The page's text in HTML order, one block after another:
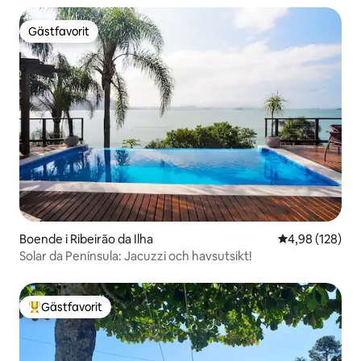
Gästfavorit
Gästfavorit
Boende i Ribeirão da Ilha 4,98 av 5 i
4,98 (128)
Solar da Península: Jacuzzi och havsutsikt!
Populär gästfavorit
Gästfavorit